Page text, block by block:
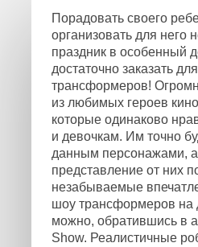
Порадовать своего
организовать для него
праздник в особенный
достаточно заказать
трансформеров!
из любимых героев
которые одинаково
и девочкам. Им точно
данным персонажами,
представление от них
незабываемые
шоу трансформеров на
можно, обратившись в
Show. Реалистичные